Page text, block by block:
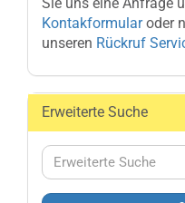
Kontakformularoder
unseren Rückruf
Erweiterte Suche
Erweiterte
Suche